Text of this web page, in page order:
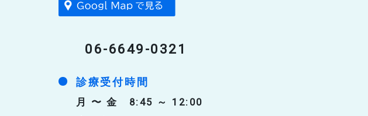
06-6649-0321
診療受付時間
月 〜 金 8:45 ～ 12:00